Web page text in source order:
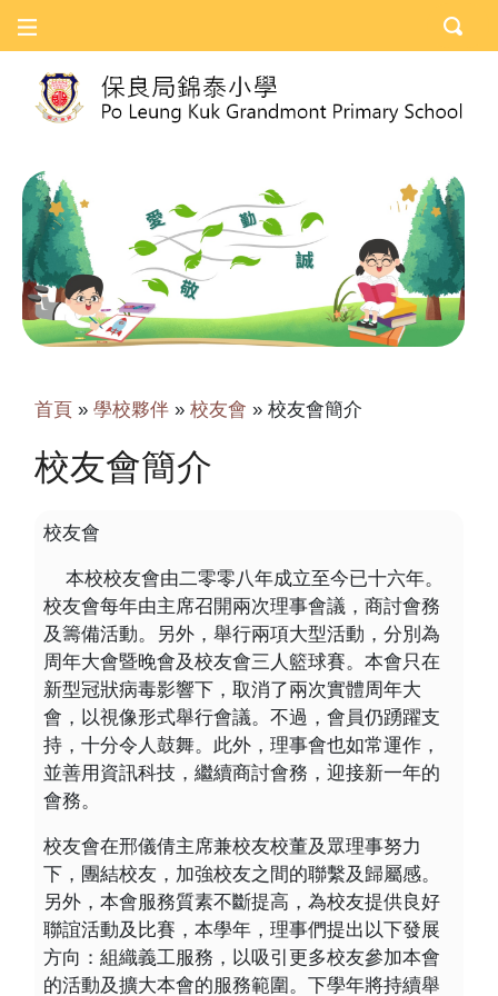
首頁 » 學校夥伴 » 校友會 » 校友會簡介
校友會簡介
校友會
本校校友會由二零零八年成立至今已十六年。
校友會每年由主席召開兩次理事會議，商討會務
及籌備活動。另外，舉行兩項大型活動，分別為
周年大會暨晚會及校友會三人籃球賽。本會只在
新型冠狀病毒影響下，取消了兩次實體周年大
會，以視像形式舉行會議。不過，會員仍踴躍支
持，十分令人鼓舞。此外，理事會也如常運作，
並善用資訊科技，繼續商討會務，迎接新一年的
會務。
校友會在邢儀倩主席兼校友校董及眾理事努力
下，團結校友，加強校友之間的聯繫及歸屬感。
另外，本會服務質素不斷提高，為校友提供良好
聯誼活動及比賽，本學年，理事們提出以下發展
方向：組織義工服務，以吸引更多校友參加本會
的活動及擴大本會的服務範圍。下學年將持續舉